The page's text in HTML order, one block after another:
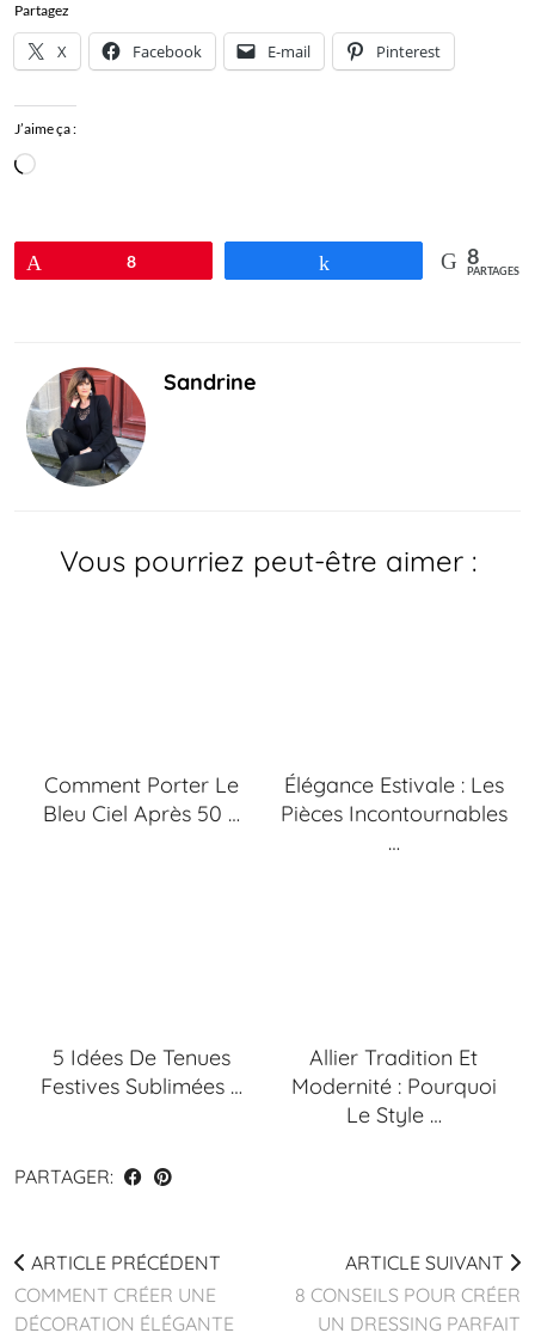
Partagez
X Facebook E-mail Pinterest
J’aime ça :
Chargement…
8 8
PARTAGES
Sandrine
Vous pourriez peut-être aimer :
Comment Porter Le
Bleu Ciel Après 50 …
Élégance Estivale : Les
Pièces Incontournables
…
5 Idées De Tenues
Festives Sublimées …
Allier Tradition Et
Modernité : Pourquoi
Le Style …
PARTAGER:
ARTICLE PRÉCÉDENT
COMMENT CRÉER UNE
DÉCORATION ÉLÉGANTE
ARTICLE SUIVANT
8 CONSEILS POUR CRÉER
UN DRESSING PARFAIT